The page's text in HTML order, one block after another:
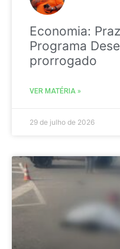
Economia:
Programa
prorrogado
VER MATÉRIA »
29 de julho de 2026